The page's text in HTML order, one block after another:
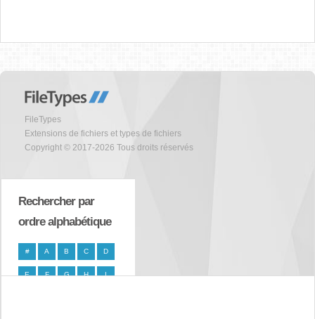
FileTypes
Extensions de fichiers et types de fichiers
Copyright © 2017-2026 Tous droits réservés
Rechercher par
ordre alphabétique
# A B C D
E F G H I